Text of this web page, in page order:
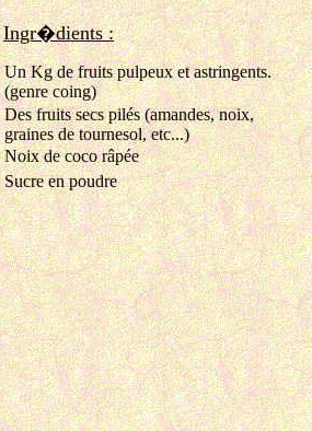
Ingr�dients :
Un Kg de fruits pulpeux et astringents.
(genre coing)
Des fruits secs pilés (amandes, noix,
graines de tournesol, etc...)
Noix de coco râpée
Sucre en poudre